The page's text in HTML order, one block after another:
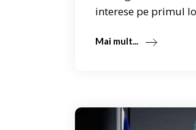
interese pe primul
Mai mult...